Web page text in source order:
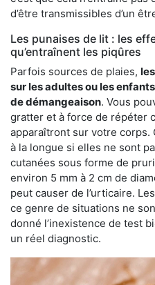
d’être transmissibles d’un
Les punaises de lit : les
qu’entraînent les piqûres
Parfois sources de plaies,
sur les adultes ou les
de démangeaison. Vous
gratter et à force de répéter
apparaîtront sur votre corps.
à la longue si elles ne sont
cutanées sous forme de
environ 5 mm à 2 cm de
peut causer de l’urticaire.
ce genre de situations ne
donné l’inexistence de test
un réel diagnostic.